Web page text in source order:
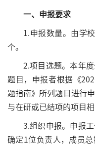
一、申报要求
1.申报数量。由学
个。
2.项目选题。本年
题目，申报者根据《
题指南》所列题目进行
与在研或已结项的项目相
3.组织申报。申报
确定1位负责人，成员